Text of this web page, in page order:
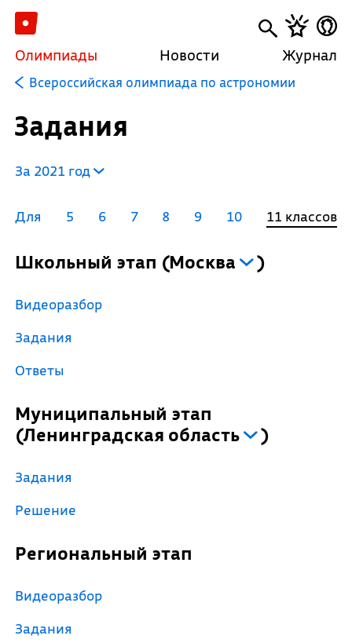
Олимпиады Новости Журнал
Всероссийская олимпиада по астрономии
Задания
За 2021 год
Для 5 6 7 8 9 10 11 классов
Школьный этап (Москва )
Видеоразбор
Задания
Ответы
Муниципальный этап
(Ленинградская область )
Задания
Решение
Региональный этап
Видеоразбор
Задания